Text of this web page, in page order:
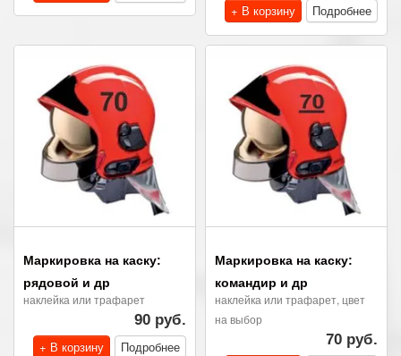
+ В корзину
Подробнее
Маркировка на каску:
рядовой и др
наклейка или трафарет
90 руб.
+ В корзину
Подробнее
Маркировка на каску:
командир и др
наклейка или трафарет, цвет
на выбор
70 руб.